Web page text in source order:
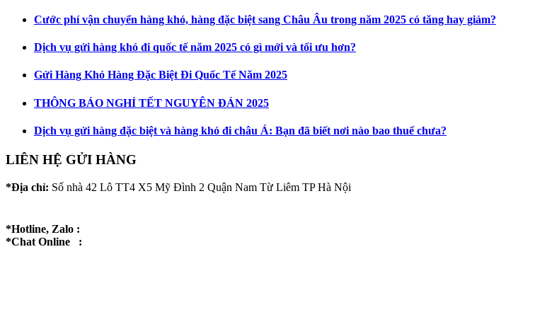
Cước phí vận chuyển hàng khó, hàng đặc biệt sang Châu Âu trong năm 2025 có tăng hay giảm?
Dịch vụ gửi hàng khó đi quốc tế năm 2025 có gì mới và tối ưu hơn?
Gửi Hàng Khó Hàng Đặc Biệt Đi Quốc Tế Năm 2025
THÔNG BÁO NGHỈ TẾT NGUYÊN ĐÁN 2025
Dịch vụ gửi hàng đặc biệt và hàng khó đi châu Á: Bạn đã biết nơi nào bao thuế chưa?
LIÊN HỆ GỬI HÀNG
*Địa chỉ: Số nhà 42 Lô TT4 X5 Mỹ Đình 2 Quận Nam Từ Liêm TP Hà Nội
*Hotline, Zalo :
*Chat Online :